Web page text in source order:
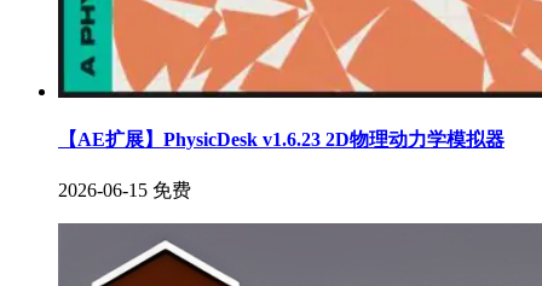
【AE扩展】PhysicDesk v1.6.23 2D物理动力学模拟器
2026-06-15 免费